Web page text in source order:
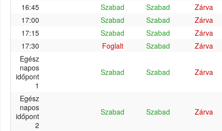
16:45
Szabad Szabad
Zárva
17:00
Szabad Szabad
Zárva
17:15
Szabad Szabad
Zárva
17:30
Foglalt Szabad
Zárva
Egész
napos
időpont
1
Szabad Szabad Zárva
Egész
napos
időpont
2
Szabad Szabad Zárva